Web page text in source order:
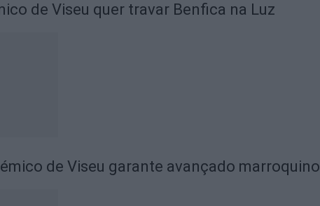
de Viseu quer travar Benfica na Luz
de Viseu garante avançado marroquino